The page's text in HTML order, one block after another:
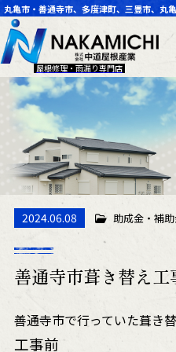
丸亀市・善通寺市、多度津町、三豊市、丸
屋根修理・雨漏り専門店
2024.06.08 助成金・補
善通寺市葺き替え工
善通寺市で行っていた葺き
工事前